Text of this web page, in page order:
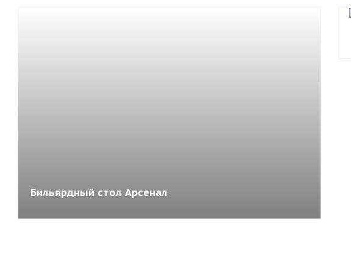
Бильярдный стол Арсенал